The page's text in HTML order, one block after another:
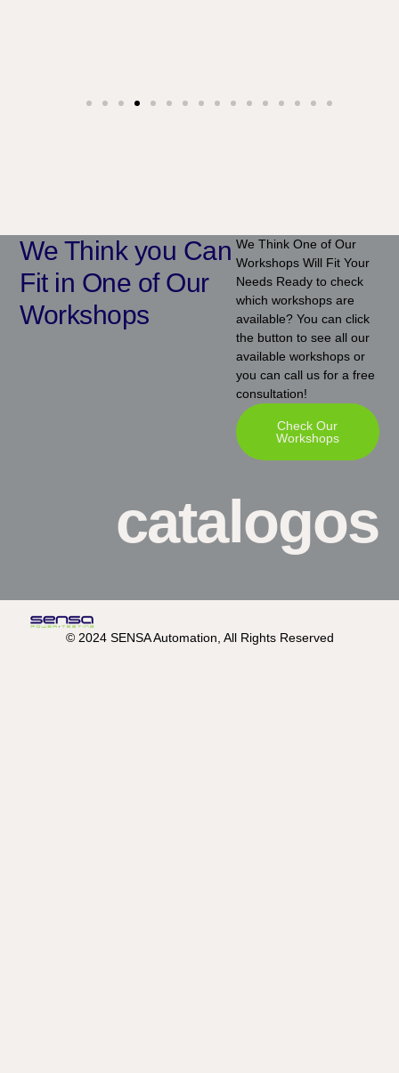
We Think you Can
Fit in One of Our
Workshops
We Think One of Our
Workshops Will Fit Your
Needs Ready to check
which workshops are
available? You can click
the button to see all our
available workshops or
you can call us for a free
consultation!
Check Our
Workshops
catalogos
© 2024 SENSA Automation, All Rights Reserved